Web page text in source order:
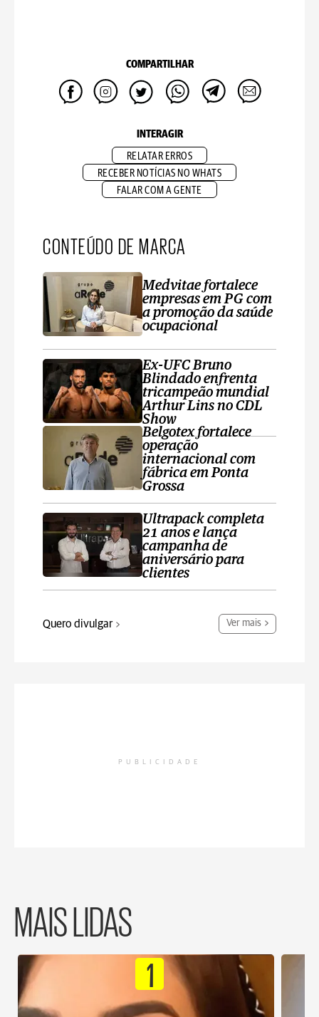
COMPARTILHAR
INTERAGIR
RELATAR ERROS
RECEBER NOTÍCIAS NO WHATS
FALAR COM A GENTE
CONTEÚDO DE MARCA
Medvitae fortalece
empresas em PG com
a promoção da saúde
ocupacional
Ex-UFC Bruno
Blindado enfrenta
tricampeão mundial
Arthur Lins no CDL
Show
Belgotex fortalece
operação
internacional com
fábrica em Ponta
Grossa
Ultrapack completa
21 anos e lança
campanha de
aniversário para
clientes
Quero divulgar Ver mais
PUBLICIDADE
MAIS LIDAS
1